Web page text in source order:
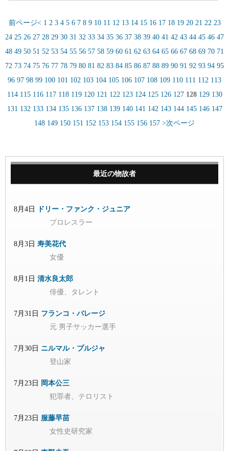
前ページ< 1 2 3 4 5 6 7 8 9 10 11 12 13 14 15 16 17 18 19 20 21 22 23
24 25 26 27 28 29 30 31 32 33 34 35 36 37 38 39 40 41 42 43 44 45 46 47
48 49 50 51 52 53 54 55 56 57 58 59 60 61 62 63 64 65 66 67 68 69 70 71
72 73 74 75 76 77 78 79 80 81 82 83 84 85 86 87 88 89 90 91 92 93 94 95
96 97 98 99 100 101 102 103 104 105 106 107 108 109 110 111 112 113
114 115 116 117 118 119 120 121 122 123 124 125 126 127 128 129 130
131 132 133 134 135 136 137 138 139 140 141 142 143 144 145 146 147
148 149 150 151 152 153 154 155 156 157 >次ページ
最近の物故者
8月4日
ドリー・ファンク・ジュニア
プロレスラー
8月3日 寿美花代
女優
8月1日 清水良太郎
俳優、タレント
7月31日 フランコ・バレージ
元 男子サッカー選手
7月30日 ニルマル・プルジャ
登山家
7月23日 岡本公三
犯罪者、テロリスト
7月23日 服藤早苗
女性史研究家